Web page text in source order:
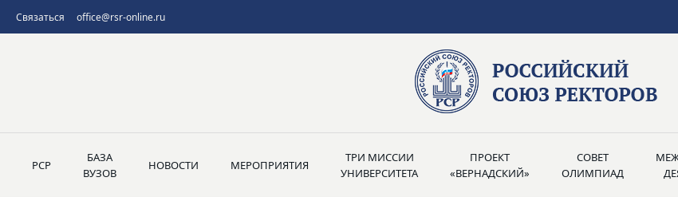
Связаться office@rsr-online.ru
РСР
БАЗА
ВУЗОВ
НОВОСТИ МЕРОПРИЯТИЯ
ТРИ МИССИИ
УНИВЕРСИТЕТА
ПРОЕКТ
«ВЕРНАДСКИЙ»
СОВЕТ
ОЛИМПИАД